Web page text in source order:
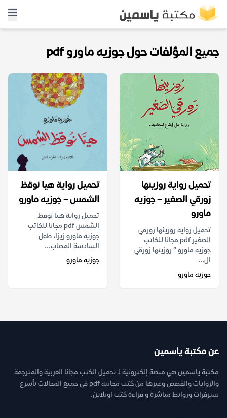
جميع المؤلفات حول جوزيه ماورو pdf
تحميل رواية روزينها
زورقي الصغير – جوزيه
ماورو
تحميل رواية روزينها زورقي
الصغير pdf مجانا للكاتب
جوزيه ماورو ” روزينها زورقي
ال...
جوزيه ماورو
تحميل رواية هيا نوقظ
الشمس – جوزيه ماورو
تحميل رواية هيا نوقظ
الشمس pdf مجانا للكاتب
جوزيه ماورو زيزا، طفل
السادسة المصاب...
جوزيه ماورو
عن مكتبة ياسمين
مكتبة ياسمين هي منصة إلكترونية لـ تحميل الكتب مجانا العربية والمترجمة
والروايات والقصص وغيرها من كتب مجانية pdf فى جميع المجالات بأسرع
سيرفرات وروابط مباشرة و قراءة كتب اونلاين.